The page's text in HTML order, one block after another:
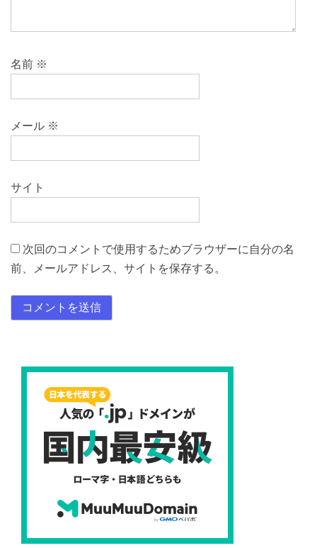
名前 ※
メール ※
サイト
次回のコメントで使用するためブラウザーに自分の名
前、メールアドレス、サイトを保存する。